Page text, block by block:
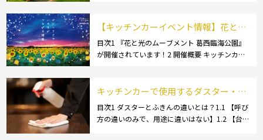
【キッチンカーイベント情報】花と光
のムーブメント 葛西臨海公園が開催さ
れています！
目次1 『花と光のムーブメント 葛西臨海公園』
が開催されています！2 開催概要 キッチンカー
ルメイベントが催されています。 開業前にキ
キッチンカーで使用するダスター・ふ
きんの選び方とは？おすすめ商品3選
も紹介！
目次1 ダスターとふきんの違いとは？1.1 【呼び
方の違いのみで、用途に違いはない】1.2 【台